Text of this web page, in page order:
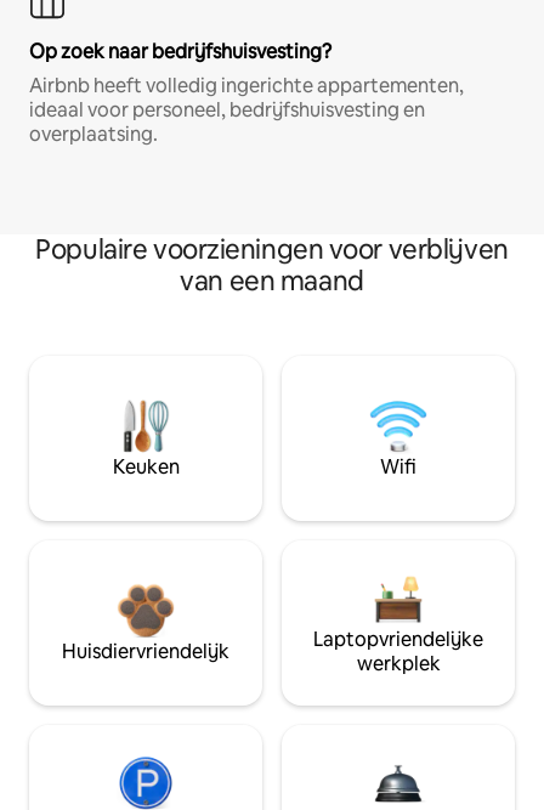
Op zoek naar bedrijfshuisvesting?
Airbnb heeft volledig ingerichte appartementen,
ideaal voor personeel, bedrijfshuisvesting en
overplaatsing.
Populaire voorzieningen voor verblijven
van een maand
Keuken Wifi
Huisdiervriendelijk
Laptopvriendelijke
werkplek